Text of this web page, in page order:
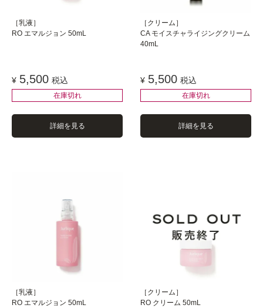
［乳液］
RO エマルジョン 50mL
¥ 5,500 税込
在庫切れ
詳細を見る
［クリーム］
CA モイスチャライジングクリーム
40mL
¥ 5,500 税込
在庫切れ
詳細を見る
［乳液］
RO エマルジョン 50mL
［クリーム］
RO クリーム 50mL